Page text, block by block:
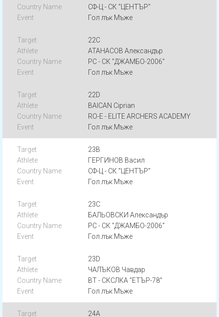
СФ-Ц - СК "ЦЕНТЪР"
Гол лък Мъже
22C
АТАНАСОВ Александър
РС - СК "ДЖАМБО-2006"
Гол лък Мъже
22D
BAICAN Ciprian
RO-E - ELITE ARCHERS ACADEMY
Гол лък Мъже
23B
ГЕРГИНОВ Васил
СФ-Ц - СК "ЦЕНТЪР"
Гол лък Мъже
23C
БАЛЬОВСКИ Александър
РС - СК "ДЖАМБО-2006"
Гол лък Мъже
23D
ЧАЛЪКОВ Чавдар
ВТ - СКСЛКА "ЕТЪР-78"
Гол лък Мъже
24A